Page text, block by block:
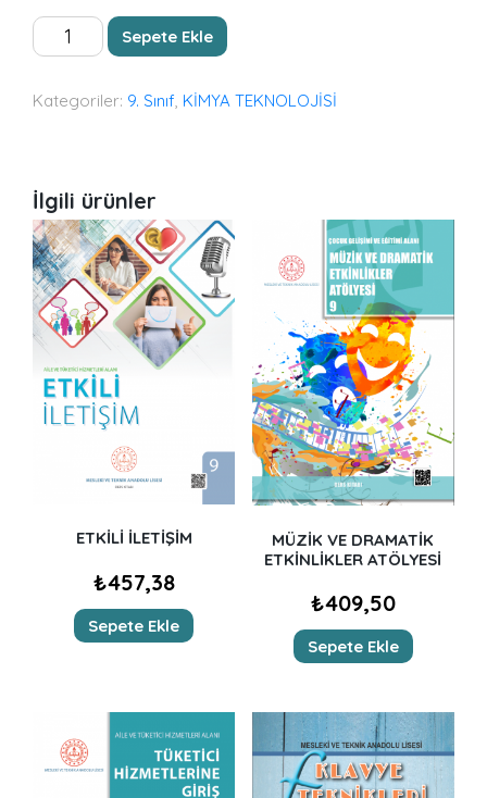
KİMYADA
MESLEKİ
adet
Sepete Ekle
Kategoriler: 9. Sınıf, KİMYA TEKNOLOJİSİ
İlgili ürünler
ETKİLİ İLETİŞİM
₺457,38
Sepete Ekle
MÜZİK VE DRAMATİK
ETKİNLİKLER ATÖLYESİ
₺409,50
Sepete Ekle